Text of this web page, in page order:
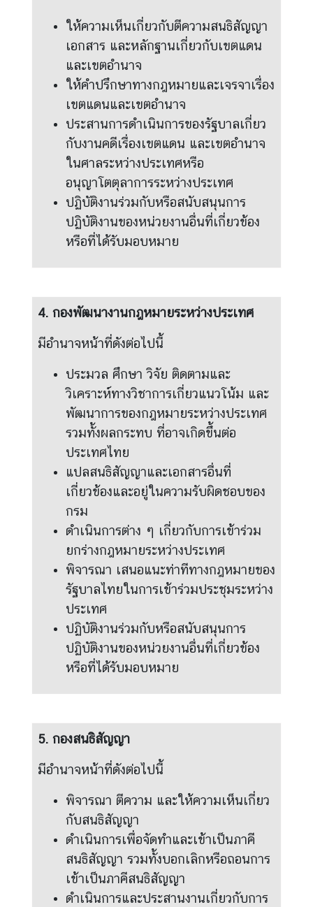
ป
ะ
ก
ศ
ห็
Q
A
ให้ความเห็นเกี่ยวกับตีความสนธิสัญญา
เอกสาร และหลักฐานเกี่ยวกับเขตแดน
และเขตอำนาจ
ให้คำปรึกษาทางกฎหมายและเจรจาเรื่อง
เขตแดนและเขตอำนาจ
ประสานการดำเนินการของรัฐบาลเกี่ยว
กับงานคดีเรื่องเขตแดน และเขตอำนาจ
ในศาลระหว่างประเทศหรือ
อนุญาโตตุลาการระหว่างประเทศ
ปฏิบัติงานร่วมกับหรือสนับสนุนการ
ปฏิบัติงานของหน่วยงานอื่นที่เกี่ยวข้อง
หรือที่ได้รับมอบหมาย
4. กองพัฒนางานกฎหมายระหว่างประเทศ
มีอำนาจหน้าที่ดังต่อไปนี้
ประมวล ศึกษา วิจัย ติดตามและ
วิเคราะห์ทางวิชาการเกี่ยวแนวโน้ม และ
พัฒนาการของกฎหมายระหว่างประเทศ
รวมทั้งผลกระทบ ที่อาจเกิดขึ้นต่อ
ประเทศไทย
แปลสนธิสัญญาและเอกสารอื่นที่
เกี่ยวข้องและอยู่ในความรับผิดชอบของ
กรม
ดำเนินการต่าง ๆ เกี่ยวกับการเข้าร่วม
ยกร่างกฎหมายระหว่างประเทศ
พิจารณา เสนอแนะท่าทีทางกฎหมายของ
รัฐบาลไทยในการเข้าร่วมประชุมระหว่าง
ประเทศ
ปฏิบัติงานร่วมกับหรือสนับสนุนการ
ปฏิบัติงานของหน่วยงานอื่นที่เกี่ยวข้อง
หรือที่ได้รับมอบหมาย
5. กองสนธิสัญญา
มีอำนาจหน้าที่ดังต่อไปนี้
พิจารณา ตีความ และให้ความเห็นเกี่ยว
กับสนธิสัญญา
ดำเนินการเพื่อจัดทำและเข้าเป็นภาคี
สนธิสัญญา รวมทั้งบอกเลิกหรือถอนการ
เข้าเป็นภาคีสนธิสัญญา
ดำเนินการและประสานงานเกี่ยวกับการ